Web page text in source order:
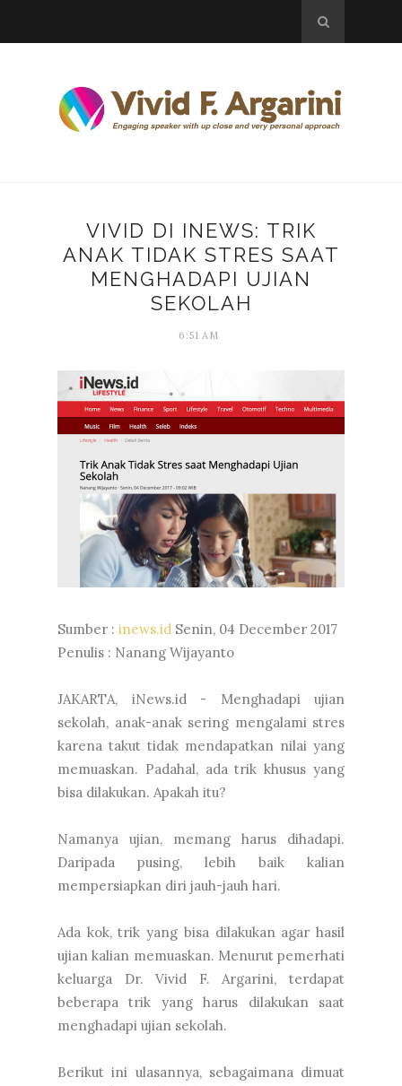
VIVID DI INEWS: TRIK
ANAK TIDAK STRES SAAT
MENGHADAPI UJIAN
SEKOLAH
6:51 AM
Sumber : inews.id Senin, 04 December 2017
Penulis : Nanang Wijayanto
JAKARTA, iNews.id - Menghadapi ujian
sekolah, anak-anak sering mengalami stres
karena takut tidak mendapatkan nilai yang
memuaskan. Padahal, ada trik khusus yang
bisa dilakukan. Apakah itu?
Namanya ujian, memang harus dihadapi.
Daripada pusing, lebih baik kalian
mempersiapkan diri jauh-jauh hari.
Ada kok, trik yang bisa dilakukan agar hasil
ujian kalian memuaskan. Menurut pemerhati
keluarga Dr. Vivid F. Argarini, terdapat
beberapa trik yang harus dilakukan saat
menghadapi ujian sekolah.
Berikut ini ulasannya, sebagaimana dimuat